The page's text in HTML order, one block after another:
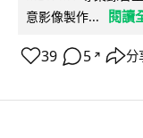
意影像製作...
閱讀
39 5 ↗ 分